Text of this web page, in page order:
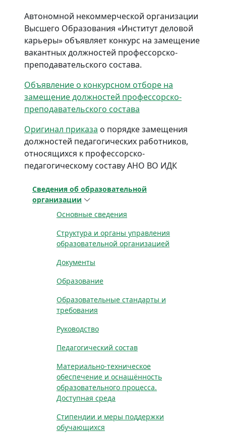
Автономной некоммерческой организации
Высшего Образования «Институт деловой
карьеры» объявляет конкурс на замещение
вакантных должностей профессорско-
преподавательского состава.
Объявление о конкурсном отборе на
замещение должностей профессорско-
преподавательского состава
Оригинал приказа о порядке замещения
должностей педагогических работников,
относящихся к профессорско-
педагогическому составу АНО ВО ИДК
Сведения об образовательной
организации
Основные сведения
Структура и органы управления
образовательной организацией
Документы
Образование
Образовательные стандарты и
требования
Руководство
Педагогический состав
Материально-техническое
обеспечение и оснащённость
образовательного процесса.
Доступная среда
Стипендии и меры поддержки
обучающихся